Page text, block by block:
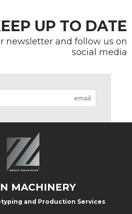
UP TO DATE
newsletter and follow us on
social media
MACHINERY
and Production Services